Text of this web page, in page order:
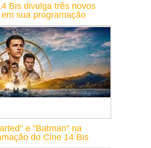
Bis divulga três novos
sua programação
e "Batman" na
do Cine 14 Bis